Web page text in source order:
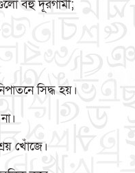
বহু দূরগামী;
সিদ্ধ হয়।
খোঁজে।